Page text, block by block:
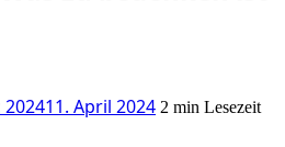
202411. April 2024 2 min Lesezeit